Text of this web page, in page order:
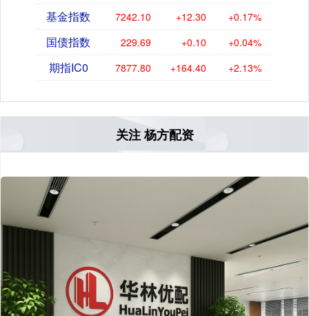
基金指数 7242.10 +12.30 +0.17%
国债指数 229.69 +0.10 +0.04%
期指IC0 7877.80 +164.40 +2.13%
关注 杨方配资